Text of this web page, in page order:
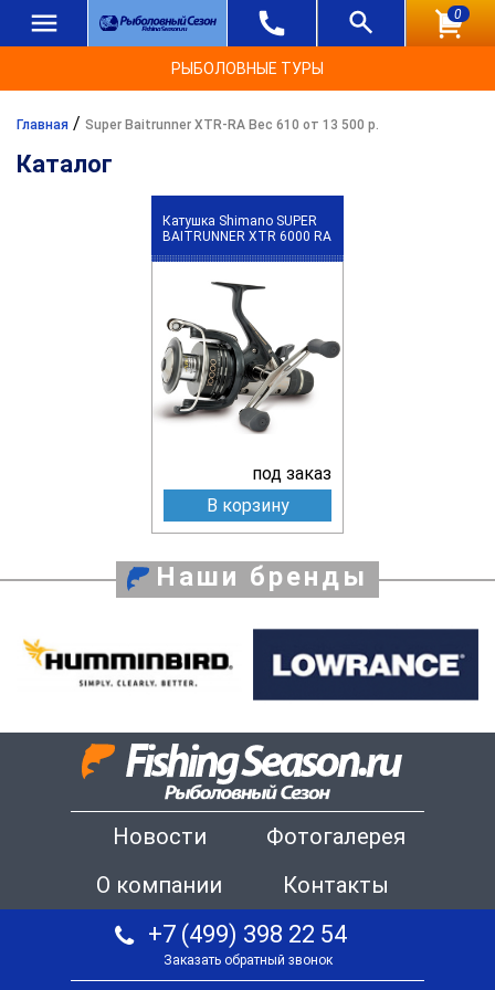
0
РЫБОЛОВНЫЕ ТУРЫ
Главная / Super Baitrunner XTR-RA Вес 610 от 13 500 р.
Каталог
Катушка Shimano SUPER
BAITRUNNER XTR 6000 RA
под заказ
В корзину
Наши бренды
Новости
Фотогалерея
О компании
Контакты
+7 (499) 398 22 54
Заказать обратный звонок